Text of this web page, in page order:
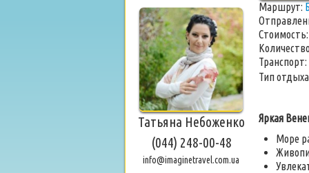
Татьяна Небоженко
(044) 248-00-48
info@imaginetravel.com.ua
Маршрут:
Транспорт:
Тип
Яркая
Море